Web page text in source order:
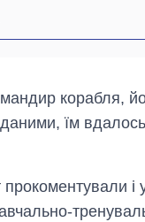
корабля,
їм вдалось